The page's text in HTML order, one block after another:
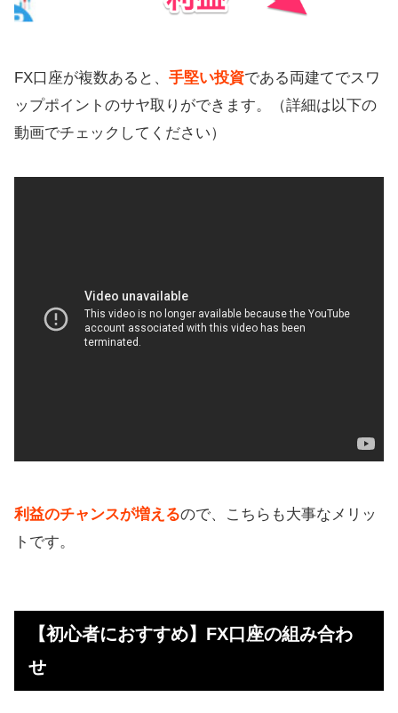
FX口座が複数あると、 手堅い投資である両建てでスワ
ップポイントのサヤ取りができます。（詳細は以下の
動画でチェックしてください）
利益のチャンスが増えるので、こちらも大事なメリッ
トです。
【初心者におすすめ】FX口座の組み合わ
せ